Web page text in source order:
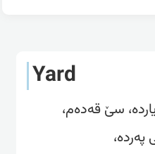
Yard
یاردە، سێ قەدەم،